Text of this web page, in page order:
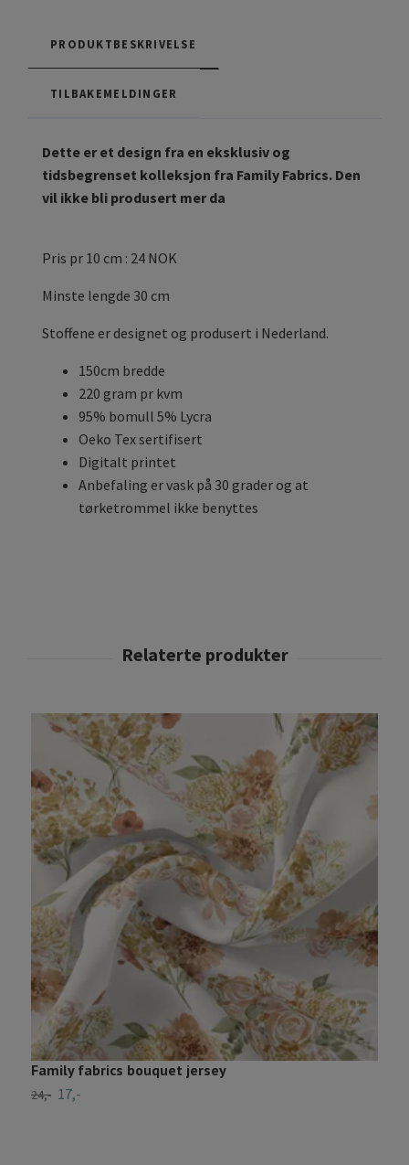
PRODUKTBESKRIVELSE
TILBAKEMELDINGER
Dette er et design fra en eksklusiv og
tidsbegrenset kolleksjon fra Family Fabrics. Den
vil ikke bli produsert mer da
Pris pr 10 cm : 24 NOK
Minste lengde 30 cm
Stoffene er designet og produsert i Nederland.
150cm bredde
220 gram pr kvm
95% bomull 5% Lycra
Oeko Tex sertifisert
Digitalt printet
Anbefaling er vask på 30 grader og at
tørketrommel ikke benyttes
Family fabrics bouquet jersey
24,- 17,-